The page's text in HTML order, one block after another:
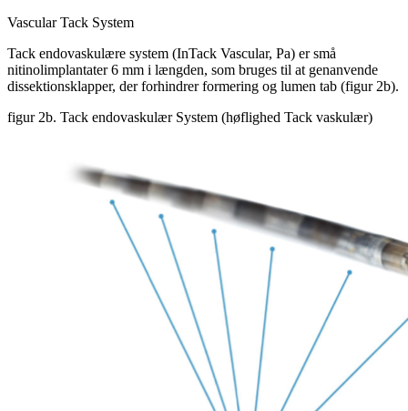
Vascular Tack System
Tack endovaskulære system (InTack Vascular, Pa) er små
nitinolimplantater 6 mm i længden, som bruges til at genanvende
dissektionsklapper, der forhindrer formering og lumen tab (figur 2b).
figur 2b. Tack endovaskulær System (høflighed Tack vaskulær)